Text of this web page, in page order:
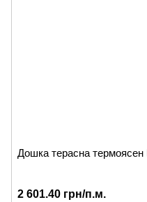
Дошка терасна
2 601.40 грн/п.м.